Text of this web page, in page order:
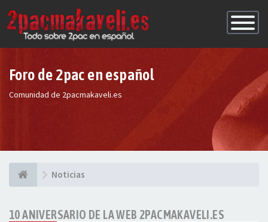
de
Foro de 2pac en español
Comunidad de 2pacmakaveli.es
Noticias
10 ANIVERSARIO DE LA WEB 2PACMAKAVELI.ES